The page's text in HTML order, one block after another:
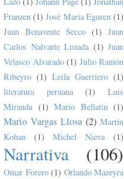
Franzen (1) José María Eguren (1)
Juan Benavente Secco (1) Juan
Carlos Nalvarte Lozada (1) Juan
Velasco Alvarado (1) Julio Ramón
Ribeyro (1) Leila Guerriero (1)
literatura peruana
(1)
Luis
Miranda (1) Mario Bellatin (1)
Mario Vargas Llosa (2) Martín
Kohan
(1) Michel Nieva (1)
Narrativa (106)
Omar Forero (1) Orlando Mazeyra